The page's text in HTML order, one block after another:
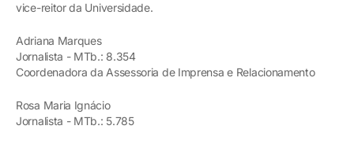
vice-reitor da Universidade.
Adriana Marques
Jornalista - MTb.: 8.354
Coordenadora da Assessoria de Imprensa e Relacionamento
Rosa Maria Ignácio
Jornalista - MTb.: 5.785